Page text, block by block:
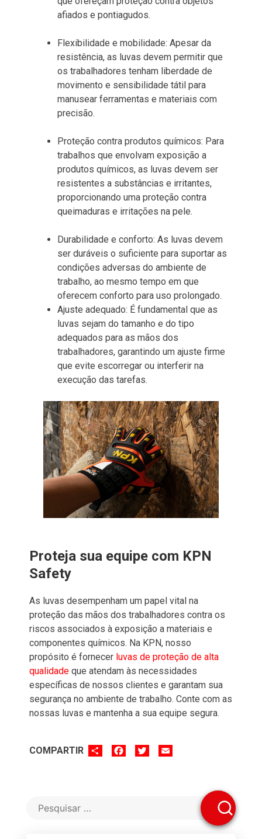
afiados e pontiagudos.
Flexibilidade e mobilidade: Apesar da
resistência, as luvas devem permitir que
os trabalhadores tenham liberdade de
movimento e sensibilidade tátil para
manusear ferramentas e materiais com
precisão.
Proteção contra produtos químicos: Para
trabalhos que envolvam exposição a
produtos químicos, as luvas devem ser
resistentes a substâncias e irritantes,
proporcionando uma proteção contra
queimaduras e irritações na pele.
Durabilidade e conforto: As luvas devem
ser duráveis ​​o suficiente para suportar as
condições adversas do ambiente de
trabalho, ao mesmo tempo em que
oferecem conforto para uso prolongado.
Ajuste adequado: É fundamental que as
luvas sejam do tamanho e do tipo
adequados para as mãos dos
trabalhadores, garantindo um ajuste firme
que evite escorregar ou interferir na
execução das tarefas.
Proteja sua equipe com KPN
Safety
As luvas desempenham um papel vital na
proteção das mãos dos trabalhadores contra os
riscos associados à exposição a materiais e
componentes químicos. Na KPN, nosso
propósito é fornecer luvas de proteção de alta
qualidade que atendam às necessidades
específicas de nossos clientes e garantam sua
segurança no ambiente de trabalho. Conte com as
nossas luvas e mantenha a sua equipe segura.
COMPARTIR SHARE FACEBOOKTWITTER